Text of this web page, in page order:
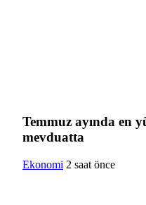
Temmuz ayında en
mevduatta
Ekonomi 2 saat önce